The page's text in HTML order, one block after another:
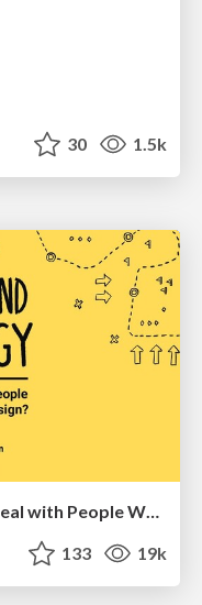
30 1.5k
Design and Strategy: How to Deal with People Who Don’t "Get" Design
133 19k